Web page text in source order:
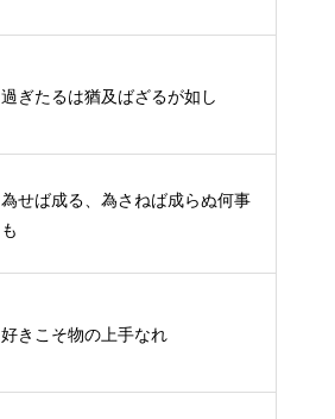
過ぎたるは猶及ばざるが如し
為せば成る、為さねば成らぬ何事
も
好きこそ物の上手なれ